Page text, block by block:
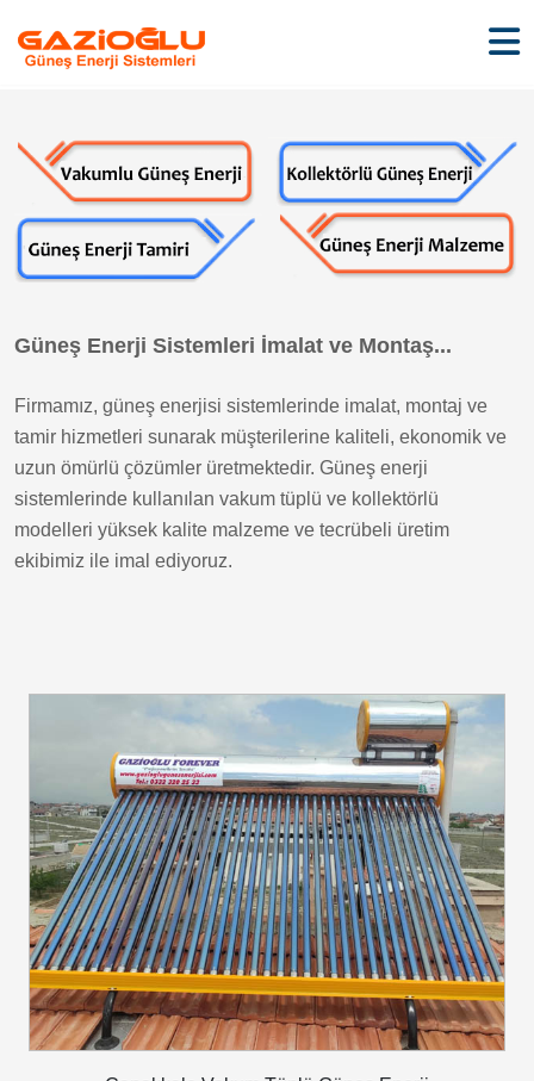
Güneş Enerji Sistemleri İmalat ve Montaş...
Firmamız, güneş enerjisi sistemlerinde imalat, montaj ve
tamir hizmetleri sunarak müşterilerine kaliteli, ekonomik ve
uzun ömürlü çözümler üretmektedir. Güneş enerji
sistemlerinde kullanılan vakum tüplü ve kollektörlü
modelleri yüksek kalite malzeme ve tecrübeli üretim
ekibimiz ile imal ediyoruz.